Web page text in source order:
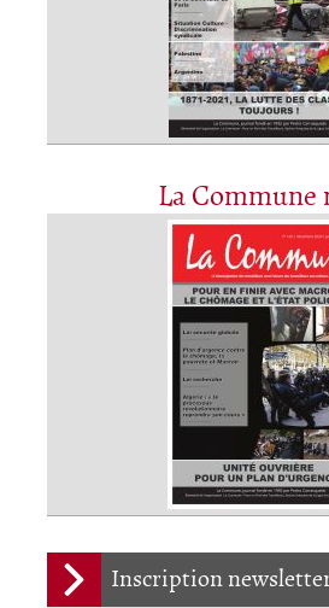
La Commune
Inscription